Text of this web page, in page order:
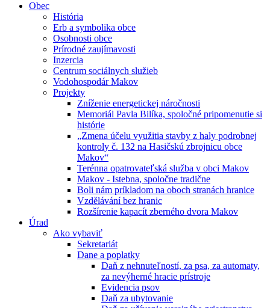
Obec
História
Erb a symbolika obce
Osobnosti obce
Prírodné zaujímavosti
Inzercia
Centrum sociálnych služieb
Vodohospodár Makov
Projekty
Zníženie energetickej náročnosti
Memoriál Pavla Bilíka, spoločné pripomenutie si
histórie
„Zmena účelu využitia stavby z haly podrobnej
kontroly č. 132 na Hasičskú zbrojnicu obce
Makov“
Terénna opatrovateľská služba v obci Makov
Makov - Istebna, spoločne tradične
Boli nám príkladom na oboch stranách hranice
Vzdělávání bez hranic
Rozšírenie kapacít zberného dvora Makov
Úrad
Ako vybaviť
Sekretariát
Dane a poplatky
Daň z nehnuteľností, za psa, za automaty,
za nevýherné hracie prístroje
Evidencia psov
Daň za ubytovanie